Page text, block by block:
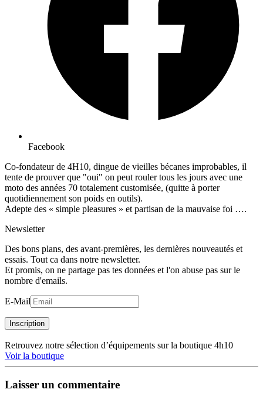
Facebook
Co-fondateur de 4H10, dingue de vieilles bécanes improbables, il
tente de prouver que "oui" on peut rouler tous les jours avec une
moto des années 70 totalement customisée, (quitte à porter
quotidiennement son poids en outils).
Adepte des « simple pleasures » et partisan de la mauvaise foi ….
Newsletter
Des bons plans, des avant-premières, les dernières nouveautés et
essais. Tout ca dans notre newsletter.
Et promis, on ne partage pas tes données et l'on abuse pas sur le
nombre d'emails.
E-Mail
Inscription
Retrouvez notre sélection d’équipements sur la boutique 4h10
Voir la boutique
Laisser un commentaire